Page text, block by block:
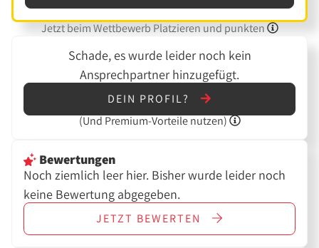
Jetzt beim Wettbewerb Platzieren und punkten
Schade, es wurde leider noch kein
Ansprechpartner hinzugefügt.
DEIN PROFIL?
(UndPremium-Vorteile nutzen)
Bewertungen
Noch ziemlich leer hier. Bisher wurde leider noch
keine Bewertung abgegeben.
JETZT BEWERTEN